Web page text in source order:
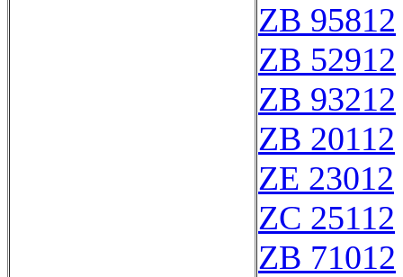
ZB 95812
ZB 52912
ZB 93212
ZB 20112
ZE 23012
ZC 25112
ZB 71012